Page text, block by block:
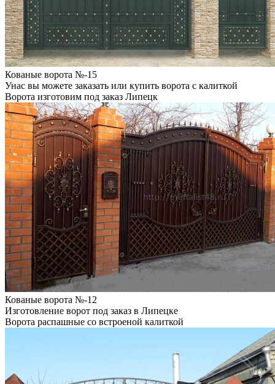
Кованые ворота №-15
Унас вы можете заказать или купить ворота с калиткой
Ворота изготовим под заказ Липецк
Кованые ворота №-12
Изготовление ворот под заказ в Липецке
Ворота распашные со встроеной калиткой